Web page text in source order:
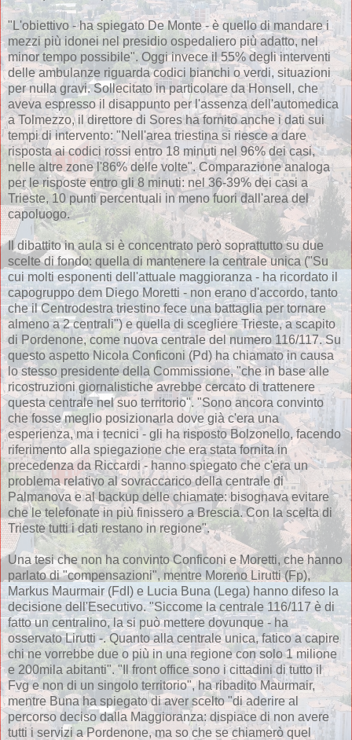
"L'obiettivo - ha spiegato De Monte - è quello di mandare i
mezzi più idonei nel presidio ospedaliero più adatto, nel
minor tempo possibile". Oggi invece il 55% degli interventi
delle ambulanze riguarda codici bianchi o verdi, situazioni
per nulla gravi. Sollecitato in particolare da Honsell, che
aveva espresso il disappunto per l'assenza dell'automedica
a Tolmezzo, il direttore di Sores ha fornito anche i dati sui
tempi di intervento: "Nell'area triestina si riesce a dare
risposta ai codici rossi entro 18 minuti nel 96% dei casi,
nelle altre zone l'86% delle volte". Comparazione analoga
per le risposte entro gli 8 minuti: nel 36-39% dei casi a
Trieste, 10 punti percentuali in meno fuori dall'area del
capoluogo.
Il dibattito in aula si è concentrato però soprattutto su due
scelte di fondo: quella di mantenere la centrale unica ("Su
cui molti esponenti dell'attuale maggioranza - ha ricordato il
capogruppo dem Diego Moretti - non erano d'accordo, tanto
che il Centrodestra triestino fece una battaglia per tornare
almeno a 2 centrali") e quella di scegliere Trieste, a scapito
di Pordenone, come nuova centrale del numero 116/117. Su
questo aspetto Nicola Conficoni (Pd) ha chiamato in causa
lo stesso presidente della Commissione, "che in base alle
ricostruzioni giornalistiche avrebbe cercato di trattenere
questa centrale nel suo territorio". "Sono ancora convinto
che fosse meglio posizionarla dove già c'era una
esperienza, ma i tecnici - gli ha risposto Bolzonello, facendo
riferimento alla spiegazione che era stata fornita in
precedenza da Riccardi - hanno spiegato che c'era un
problema relativo al sovraccarico della centrale di
Palmanova e al backup delle chiamate: bisognava evitare
che le telefonate in più finissero a Brescia. Con la scelta di
Trieste tutti i dati restano in regione".
Una tesi che non ha convinto Conficoni e Moretti, che hanno
parlato di "compensazioni", mentre Moreno Lirutti (Fp),
Markus Maurmair (FdI) e Lucia Buna (Lega) hanno difeso la
decisione dell'Esecutivo. "Siccome la centrale 116/117 è di
fatto un centralino, la si può mettere dovunque - ha
osservato Lirutti -. Quanto alla centrale unica, fatico a capire
chi ne vorrebbe due o più in una regione con solo 1 milione
e 200mila abitanti". "Il front office sono i cittadini di tutto il
Fvg e non di un singolo territorio", ha ribadito Maurmair,
mentre Buna ha spiegato di aver scelto "di aderire al
percorso deciso dalla Maggioranza: dispiace di non avere
tutti i servizi a Pordenone, ma so che se chiamerò quel